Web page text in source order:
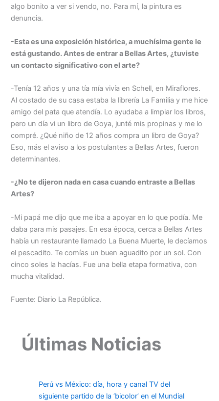
algo bonito a ver si vendo, no. Para mí, la pintura es
denuncia.
-Esta es una exposición histórica, a muchísima gente le
está gustando. Antes de entrar a Bellas Artes, ¿tuviste
un contacto significativo con el arte?
-Tenía 12 años y una tía mía vivía en Schell, en Miraflores.
Al costado de su casa estaba la librería La Familia y me hice
amigo del pata que atendía. Lo ayudaba a limpiar los libros,
pero un día vi un libro de Goya, junté mis propinas y me lo
compré. ¿Qué niño de 12 años compra un libro de Goya?
Eso, más el aviso a los postulantes a Bellas Artes, fueron
determinantes.
-¿No te dijeron nada en casa cuando entraste a Bellas
Artes?
-Mi papá me dijo que me iba a apoyar en lo que podía. Me
daba para mis pasajes. En esa época, cerca a Bellas Artes
había un restaurante llamado La Buena Muerte, le decíamos
el pescadito. Te comías un buen aguadito por un sol. Con
cinco soles la hacías. Fue una bella etapa formativa, con
mucha vitalidad.
Fuente: Diario La República.
Últimas Noticias
Perú vs México: día, hora y canal TV del
siguiente partido de la ‘bicolor’ en el Mundial